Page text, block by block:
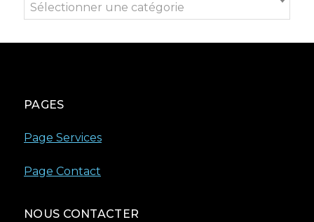
Sélectionner une catégorie
PAGES
Page Services
Page Contact
NOUS CONTACTER